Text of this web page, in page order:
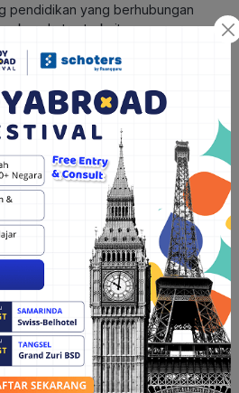
pendidikan yang berhubungan
kesehatan terkait.
adalah perawat, asisten
dan apoteker. Gaji yang
tergantung pada posisi, kualifikasi
daya alam yang kemudian
bahan pangan, bahan
energi.
bekerja fisik dan
di lingkungan kerja yang
bidang ini.Posisi pekerjaan yang
nelayan, dan pekerja pengolah hasil